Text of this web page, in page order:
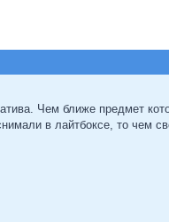
Чем ближе предмет
в лайтбоксе, то чем